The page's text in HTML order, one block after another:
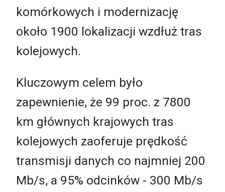
komórkowych i modernizację
około 1900 lokalizacji wzdłuż tras
kolejowych.
Kluczowym celem było
zapewnienie, że 99 proc. z 7800
km głównych krajowych tras
kolejowych zaoferuje prędkość
transmisji danych co najmniej 200
Mb/s, a 95% odcinków - 300 Mb/s